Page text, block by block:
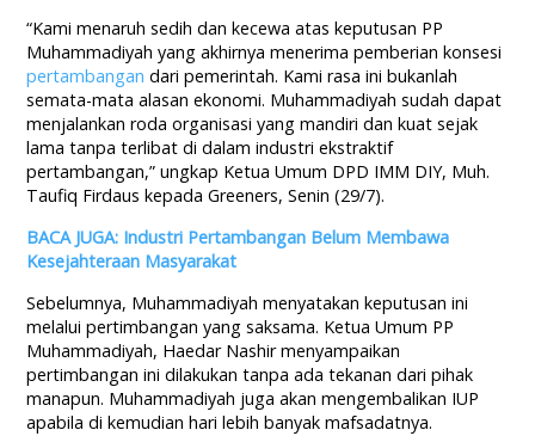
“Kami menaruh sedih dan kecewa atas keputusan PP
Muhammadiyah yang akhirnya menerima pemberian konsesi
pertambangan dari pemerintah. Kami rasa ini bukanlah
semata-mata alasan ekonomi. Muhammadiyah sudah dapat
menjalankan roda organisasi yang mandiri dan kuat sejak
lama tanpa terlibat di dalam industri ekstraktif
pertambangan,” ungkap Ketua Umum DPD IMM DIY, Muh.
Taufiq Firdaus kepada Greeners, Senin (29/7).
BACA JUGA: Industri Pertambangan Belum Membawa
Kesejahteraan Masyarakat
Sebelumnya, Muhammadiyah menyatakan keputusan ini
melalui pertimbangan yang saksama. Ketua Umum PP
Muhammadiyah, Haedar Nashir menyampaikan
pertimbangan ini dilakukan tanpa ada tekanan dari pihak
manapun. Muhammadiyah juga akan mengembalikan IUP
apabila di kemudian hari lebih banyak mafsadatnya.